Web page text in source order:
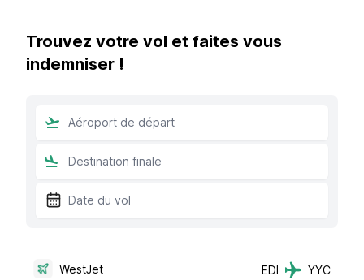
Trouvez votre vol et faites vous
indemniser !
WestJet EDI YYC